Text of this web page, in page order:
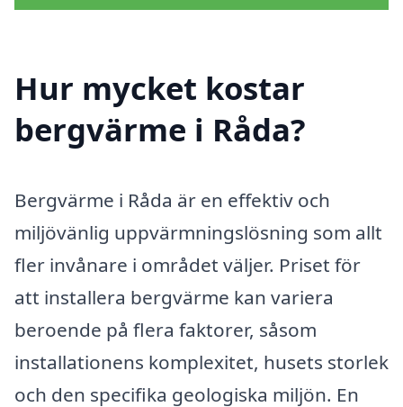
Hur mycket kostar
bergvärme i Råda?
Bergvärme i Råda är en effektiv och
miljövänlig uppvärmningslösning som allt
fler invånare i området väljer. Priset för
att installera bergvärme kan variera
beroende på flera faktorer, såsom
installationens komplexitet, husets storlek
och den specifika geologiska miljön. En